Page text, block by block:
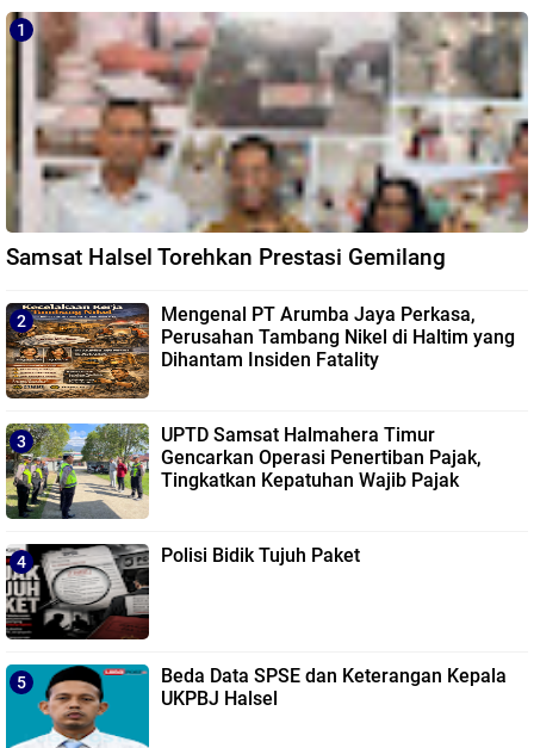
Samsat Halsel Torehkan Prestasi Gemilang
Mengenal PT Arumba Jaya Perkasa,
Perusahan Tambang Nikel di Haltim yang
Dihantam Insiden Fatality
UPTD Samsat Halmahera Timur
Gencarkan Operasi Penertiban Pajak,
Tingkatkan Kepatuhan Wajib Pajak
Polisi Bidik Tujuh Paket
Beda Data SPSE dan Keterangan Kepala
UKPBJ Halsel